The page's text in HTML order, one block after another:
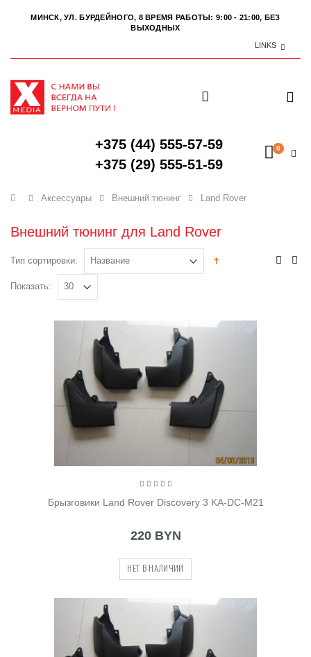
МИНСК, УЛ. БУРДЕЙНОГО, 8 ВРЕМЯ РАБОТЫ: 9:00 - 21:00, БЕЗ
ВЫХОДНЫХ
LINKS
+375 (44) 555-57-59
+375 (29) 555-51-59
0
Главная
Аксессуары Внешний тюнинг Land Rover
Внешний тюнинг для Land Rover
Тип сортировки:
Показать:
Брызговики Land Rover Discovery 3 KA-DC-M21
220 BYN
НЕТ В НАЛИЧИИ